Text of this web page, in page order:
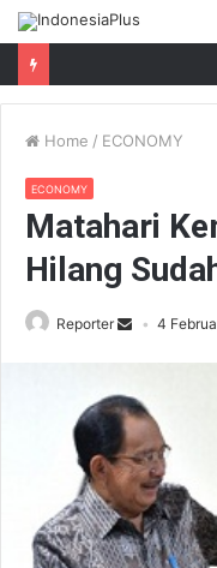
Home / ECONOMY
ECONOMY
Matahari
Hilang
Reporter 4